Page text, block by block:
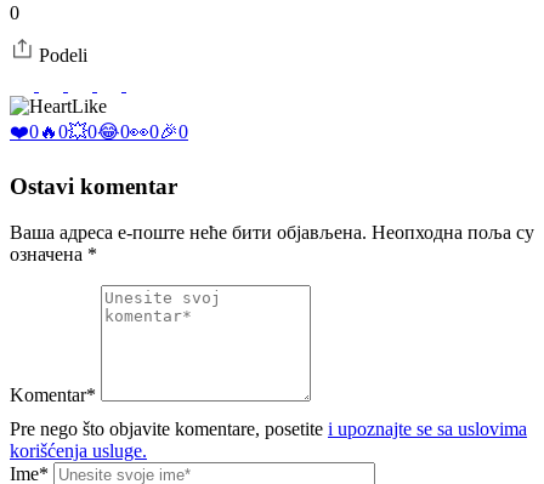
0
Podeli
Like
❤️0🔥0💥0😂0👀0🎉0
Ostavi komentar
Ваша адреса е-поште неће бити објављена. Неопходна поља су
означена *
Komentar*
Pre nego što objavite komentare, posetite i upoznajte se sa uslovima
korišćenja usluge.
Ime*